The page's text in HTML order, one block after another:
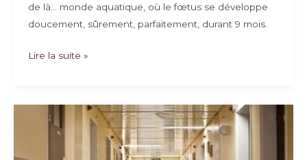
de là… monde aquatique, où le fœtus se développe
doucement, sûrement, parfaitement, durant 9 mois.
Nouveau
loi
Lire la suite »